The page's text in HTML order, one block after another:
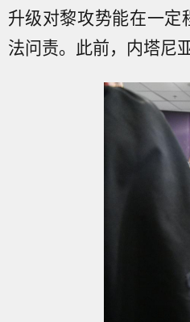
升级对黎攻势能在一
法问责。此前，内塔尼